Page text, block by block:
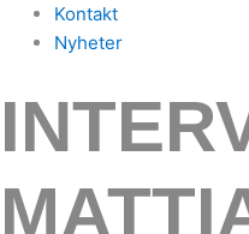
Kontakt
Nyheter